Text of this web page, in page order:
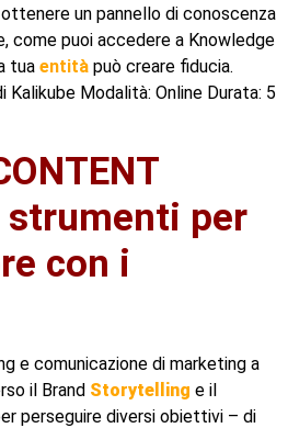
un pannello di conoscenza
come puoi accedere a Knowledge
tua entità può creare fiducia.
Kalikube Modalità: Online Durata: 5
strumenti per
con i
e comunicazione di marketing a
il Brand Storytelling e il
perseguire diversi obiettivi – di